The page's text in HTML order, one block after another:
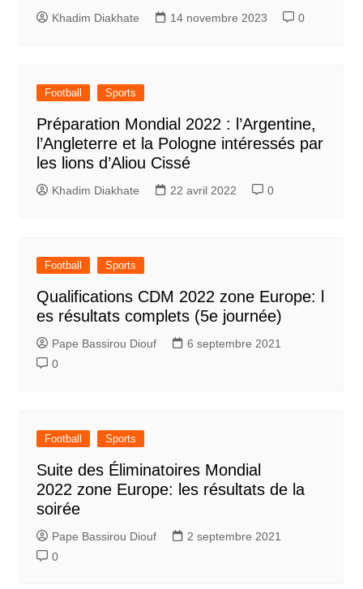
Khadim Diakhate 14 novembre 2023 0
Football Sports
Préparation Mondial 2022 : l’Argentine,
l’Angleterre et la Pologne intéressés par
les lions d’Aliou Cissé
Khadim Diakhate 22 avril 2022 0
Football Sports
Qualifications CDM 2022 zone Europe: l
es résultats complets (5e journée)
Pape Bassirou Diouf
6 septembre 2021
0
Football Sports
Suite des Éliminatoires Mondial
2022 zone Europe: les résultats de la
soirée
Pape Bassirou Diouf
2 septembre 2021
0